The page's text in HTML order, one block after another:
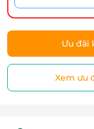
Ưu đãi
Xem ưu